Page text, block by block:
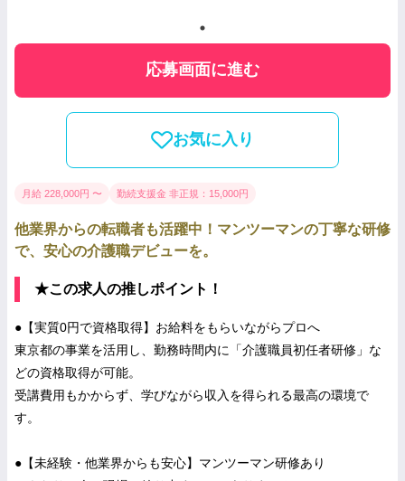
応募画面に進む
お気に入り
月給 228,000円 〜 勤続支援金 非正規：15,000円
他業界からの転職者も活躍中！マンツーマンの丁寧な研修
で、安心の介護職デビューを。
★この求人の推しポイント！
●【実質0円で資格取得】お給料をもらいながらプロへ
東京都の事業を活用し、勤務時間内に「介護職員初任者研修」な
どの資格取得が可能。
受講費用もかからず、学びながら収入を得られる最高の環境で
す。
●【未経験・他業界からも安心】マンツーマン研修あり